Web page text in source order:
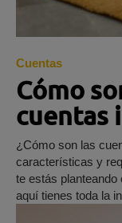
Cuentas
Cómo
cuentas
¿Cómo son las
características y
te estás planteando
aquí tienes toda la